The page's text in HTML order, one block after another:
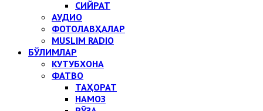
СИЙРАТ
АУДИО
ФОТОЛАВҲАЛАР
MUSLIM RADIO
БЎЛИМЛАР
КУТУБХОНА
ФАТВО
ТАҲОРАТ
НАМОЗ